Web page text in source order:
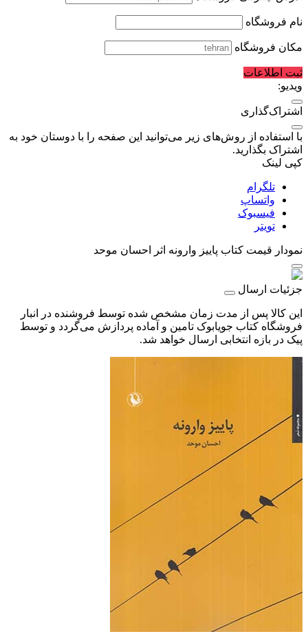
نام فروشگاه
مکان فروشگاه
ثبت اطلاعات
ویدیو:
اشتراک‌گذاری
با استفاده از روش‌های زیر می‌توانید این صفحه را با دوستان خود به
اشتراک بگذارید.
کپی لینک
تلگرام
واتساپ
فیسبوک
تویتر
نمودار قیمت کتاب پاییز وارونه اثر احسان موحد
جزئیات ارسال
این کالا پس از مدت زمان مشخص شده توسط فروشنده در انبار
فروشگاه کتاب جویابوک تامین و آماده پردازش می‌گردد و توسط
پیک در بازه انتخابی ارسال خواهد شد.